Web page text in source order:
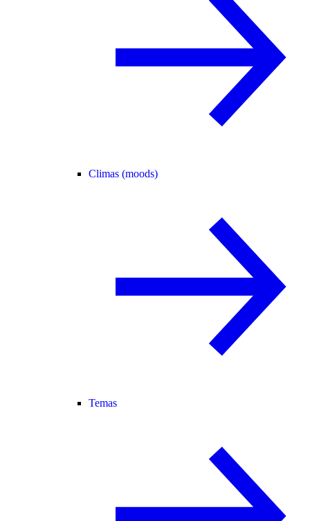
Climas (moods)
Temas